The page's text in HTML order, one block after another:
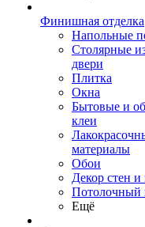
Финишная отделка
Напольные
Столярные
двери
Плитка
Окна
Бытовые и
клеи
материалы
Обои
Декор стен и
Потолочный
Ещё